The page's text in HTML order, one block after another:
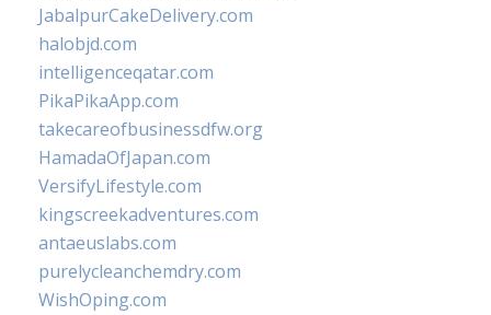
JabalpurCakeDelivery.com
halobjd.com
intelligenceqatar.com
PikaPikaApp.com
takecareofbusinessdfw.org
HamadaOfJapan.com
VersifyLifestyle.com
kingscreekadventures.com
antaeuslabs.com
purelycleanchemdry.com
WishOping.com